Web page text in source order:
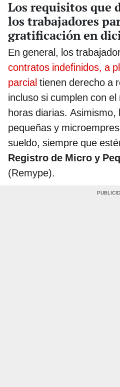
Los requisitos que
los trabajadores
gratificación en
En general, los
contratos indefinidos, a
parcial tienen derecho a
incluso si cumplen con
horas diarias. Asimismo,
pequeñas y
sueldo, siempre que
Registro de Micro y
(Remype).